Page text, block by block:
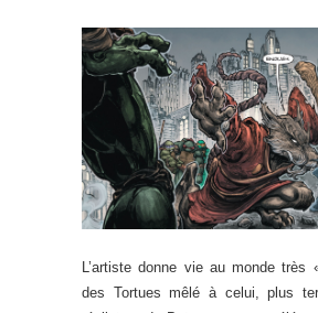
L’artiste donne vie au monde très
des Tortues mêlé à celui, plus